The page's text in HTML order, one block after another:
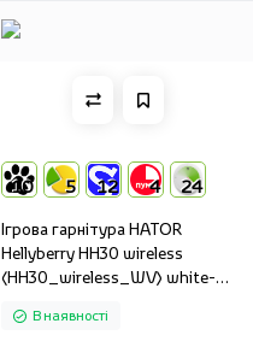
10 5 12 4 24
Ігрова гарнітура HATOR
Hellyberry HH30 wireless
(HH30_wireless_WV) white-
В наявності